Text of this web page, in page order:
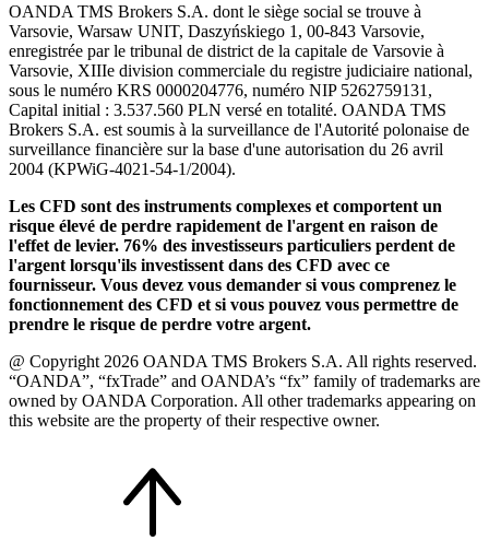
OANDA TMS Brokers S.A. dont le siège social se trouve à
Varsovie, Warsaw UNIT, Daszyńskiego 1, 00-843 Varsovie,
enregistrée par le tribunal de district de la capitale de Varsovie à
Varsovie, XIIIe division commerciale du registre judiciaire national,
sous le numéro KRS 0000204776, numéro NIP 5262759131,
Capital initial : 3.537.560 PLN versé en totalité. OANDA TMS
Brokers S.A. est soumis à la surveillance de l'Autorité polonaise de
surveillance financière sur la base d'une autorisation du 26 avril
2004 (KPWiG-4021-54-1/2004).
Les CFD sont des instruments complexes et comportent un
risque élevé de perdre rapidement de l'argent en raison de
l'effet de levier. 76% des investisseurs particuliers perdent de
l'argent lorsqu'ils investissent dans des CFD avec ce
fournisseur. Vous devez vous demander si vous comprenez le
fonctionnement des CFD et si vous pouvez vous permettre de
prendre le risque de perdre votre argent.
@ Copyright 2026 OANDA TMS Brokers S.A. All rights reserved.
“OANDA”, “fxTrade” and OANDA’s “fx” family of trademarks are
owned by OANDA Corporation. All other trademarks appearing on
this website are the property of their respective owner.